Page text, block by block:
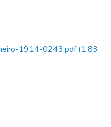
1914-0243.pdf(1,83